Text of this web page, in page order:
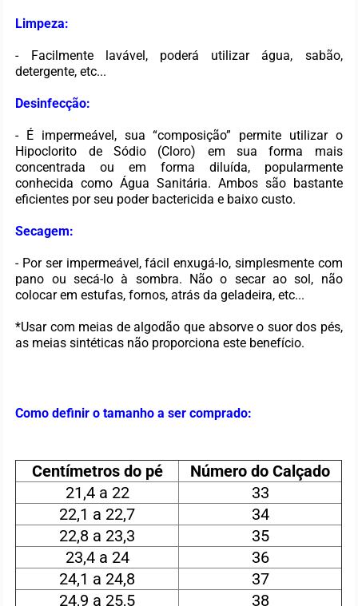
Limpeza:
- Facilmente lavável, poderá utilizar água, sabão,
detergente, etc...
Desinfecção:
- É impermeável, sua “composição” permite utilizar o
Hipoclorito de Sódio (Cloro) em sua forma mais
concentrada ou em forma diluída, popularmente
conhecida como Água Sanitária. Ambos são bastante
eficientes por seu poder bactericida e baixo custo.
Secagem:
- Por ser impermeável, fácil enxugá-lo, simplesmente com
pano ou secá-lo à sombra. Não o secar ao sol, não
colocar em estufas, fornos, atrás da geladeira, etc...
*Usar com meias de algodão que absorve o suor dos pés,
as meias sintéticas não proporciona este benefício.
Como definir o tamanho a ser comprado:
Centímetros do pé
Número do Calçado
21,4 a 22
33
22,1 a 22,7
34
22,8 a 23,3
35
23,4 a 24
36
24,1 a 24,8
37
24,9 a 25,5
38